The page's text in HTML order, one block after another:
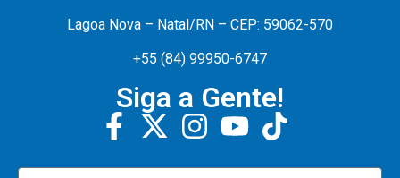
Lagoa Nova – Natal/RN – CEP: 59062-570
+55 (84) 99950-6747
Siga a Gente!